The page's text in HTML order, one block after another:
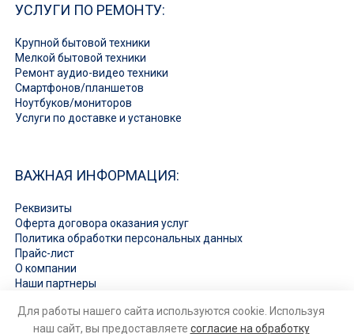
УСЛУГИ ПО РЕМОНТУ:
Крупной бытовой техники
Мелкой бытовой техники
Ремонт аудио-видео техники
Смартфонов/планшетов
Ноутбуков/мониторов
Услуги по доставке и установке
ВАЖНАЯ ИНФОРМАЦИЯ:
Реквизиты
Оферта договора оказания услуг
Политика обработки персональных данных
Прайс-лист
О компании
Наши партнеры
Ответы на вопросы
Для работы нашего сайта используются cookie. Используя
наш сайт, вы предоставляете согласие на обработку